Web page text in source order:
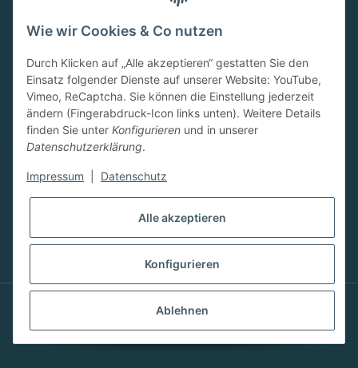
09.00-13.00 Uhr
15.00-18.00 Uhr
SA:
10.00-13.00 Uhr
Newsletter
Abonnieren
© 2023 FRESSBAR-Neuwied by Stefanie Kugler.
Alle Recht vorbehalten.
Wie wir Cookies & Co nutzen
Durch Klicken auf „Alle akzeptieren“ gestatten Sie den
Einsatz folgender Dienste auf unserer Website: YouTube,
Vimeo, ReCaptcha. Sie können die Einstellung jederzeit
ändern (Fingerabdruck-Icon links unten). Weitere Details
finden Sie unter Konfigurieren und in unserer
Datenschutzerklärung.
Impressum Datenschutz
Alle akzeptieren
Konfigurieren
Ablehnen